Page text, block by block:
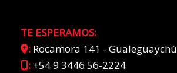
TE ESPERAMOS:
: Rocamora 141 - Gualeguaychú
: +54 9 3446 56-2224